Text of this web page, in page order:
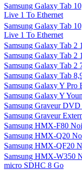
Samsung Galaxy Tab
Live 1 To Ethernet
Samsung Galaxy Tab
Live 1 To Ethernet
Samsung Galaxy Tab
Samsung Galaxy Tab
Samsung Galaxy Tab
Samsung Galaxy Tab
Samsung Galaxy Y Pro
Samsung Galaxy Y
Samsung Graveur
Samsung Graveur
Samsung HMX-F80
Samsung HMX-Q20
Samsung HMX-QF20
Samsung HMX-W350
micro SDHC 8 Go